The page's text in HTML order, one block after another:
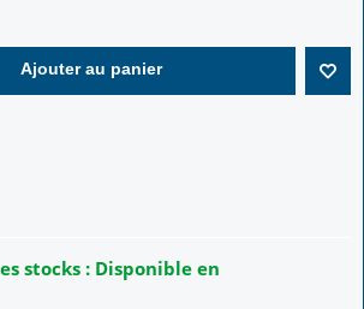
Ajouter au panier
stocks : Disponible en